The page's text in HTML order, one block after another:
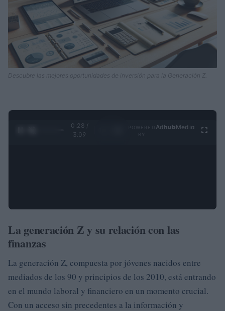
Descubre las mejores oportunidades de inversión para la Generación Z.
0:28 /
3:09
Ad hubMedia
La generación Z y su relación con las
finanzas
La generación Z, compuesta por jóvenes nacidos entre
mediados de los 90 y principios de los 2010, está entrando
en el mundo laboral y financiero en un momento crucial.
Con un acceso sin precedentes a la información y